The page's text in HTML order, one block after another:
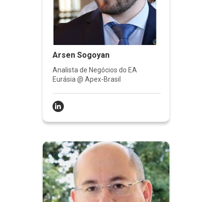
Arsen Sogoyan
Analista de Negócios do EA
Eurásia @ Apex-Brasil